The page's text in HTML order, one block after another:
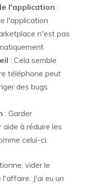
l'application :
l'application
n'est pas
: Cela semble
téléphone peut
des bugs
: Garder
à réduire les
celui-ci.
vider le
J'ai eu un